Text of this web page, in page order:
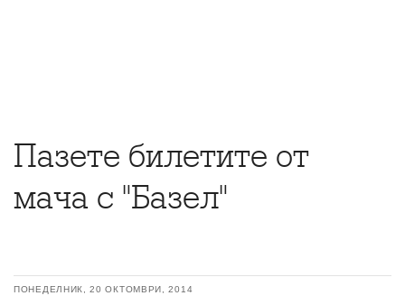
Пазете билетите от
мача с "Базел"
ПОНЕДЕЛНИК, 20 ОКТОМВРИ, 2014